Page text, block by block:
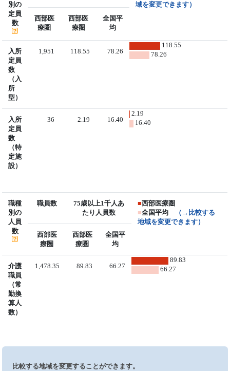
別の
定員
数
域を変更できます）
西部医
療圏
西部医
療圏
全国平
均
入所
定員
数
（入
所
型）
1,951 118.55 78.26
118.55
78.26
入所
定員
数
（特
定施
設）
36 2.19 16.40
2.19
16.40
職種
別の
人員
数
職員数
75歳以上1千人あ
たり人員数
■西部医療圏
■全国平均
（→比較する
地域を変更できます）
西部医
療圏
西部医
療圏
全国平
均
介護
職員
（常
勤換
算人
数）
1,478.35 89.83 66.27
89.83
66.27
比較する地域を変更することができます。